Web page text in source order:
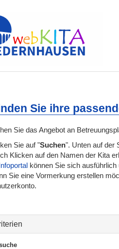
Sie ihre
Sie das Angebot an
Sie auf "Suchen". Unten auf der
Klicken auf den Namen der Kita
können Sie sich
Sie eine Vormerkung erstellen